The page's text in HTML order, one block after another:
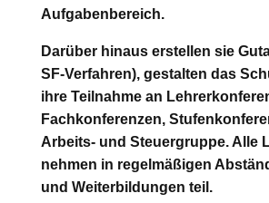
Aufgabenbereich.
Darüber hinaus erstellen sie
SF-Verfahren), gestalten das
ihre Teilnahme an
Fachkonferenzen,
Arbeits- und Steuergruppe. Alle
nehmen in regelmäßigen
und Weiterbildungen teil.